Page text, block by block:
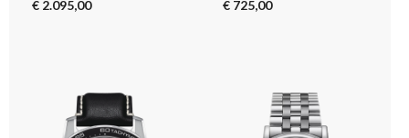
€ 2.095,00 € 725,00